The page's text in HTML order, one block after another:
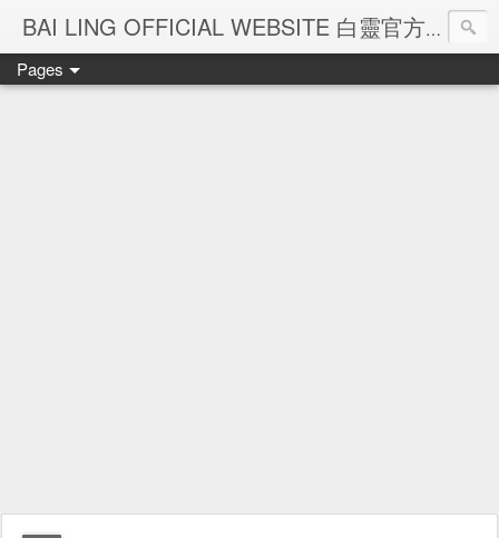
BAI LING OFFICIAL WEBSITE 白靈官方網站
Pages